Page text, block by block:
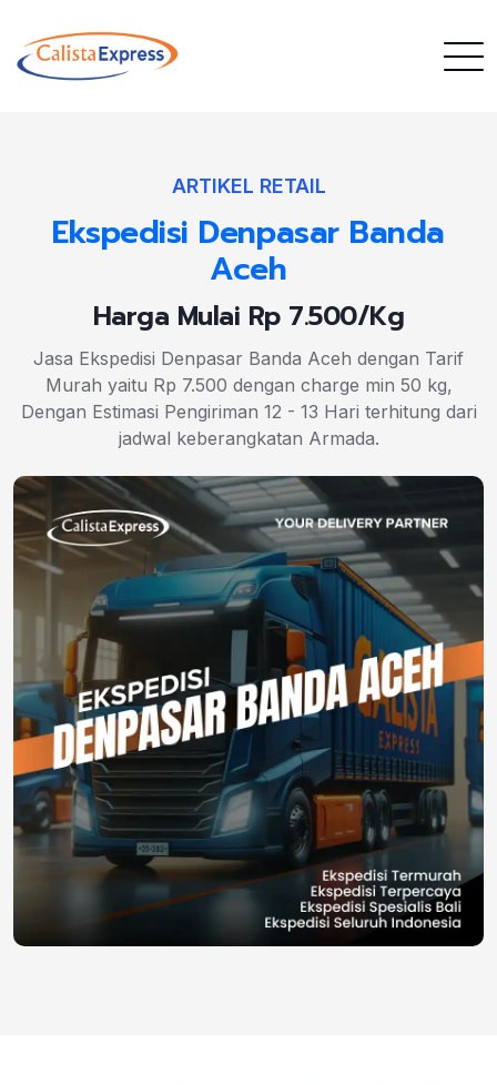
ARTIKEL RETAIL
Ekspedisi Denpasar Banda
Aceh
Harga Mulai Rp 7.500/Kg
Jasa Ekspedisi Denpasar Banda Aceh dengan Tarif
Murah yaitu Rp 7.500 dengan charge min 50 kg,
Dengan Estimasi Pengiriman 12 - 13 Hari terhitung dari
jadwal keberangkatan Armada.